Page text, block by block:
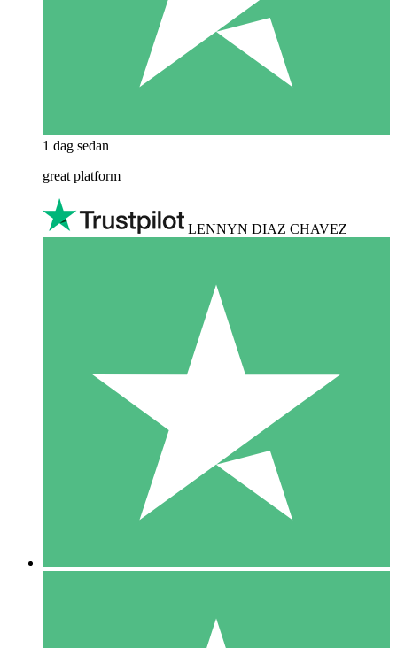
1 dag sedan
great platform
LENNYN DIAZ CHAVEZ